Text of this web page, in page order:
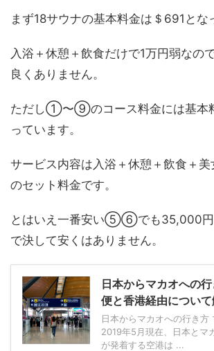
まず18サウナの基本料金は＄691とな
入浴＋休憩＋飲食だけで1万円弱なの
良くありません。
ただし①〜⑨のコース料金には基本
っています。
サービス内容は入浴＋休憩＋飲食＋
のセット料金です。
とはいえ一番安い⑤⑥でも35,000円
で決して安くはありません。
日本からマカオへの
便と香港経由につい
日本からマカオへの行き方
2019年5月現在、日本とマ
が発着する空港は ...